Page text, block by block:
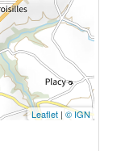
Leaflet |© IGN